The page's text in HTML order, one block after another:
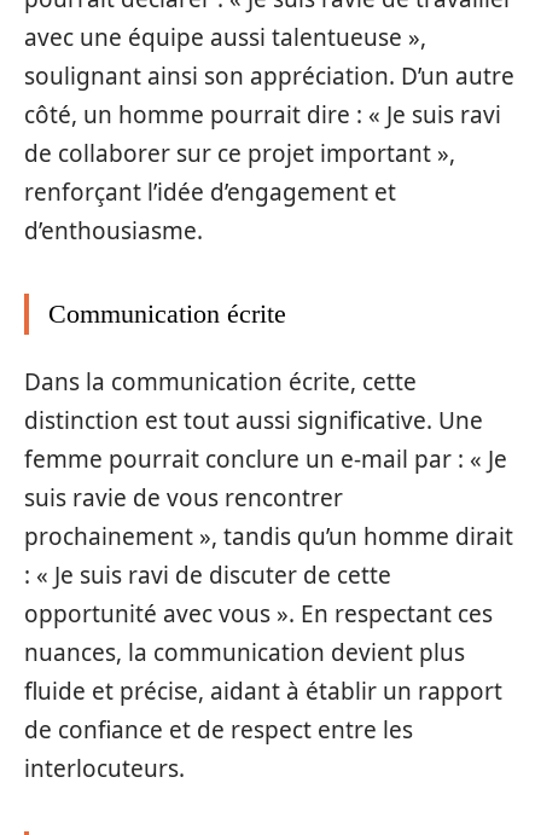
avec une équipe aussi talentueuse »,
soulignant ainsi son appréciation. D’un autre
côté, un homme pourrait dire : « Je suis ravi
de collaborer sur ce projet important »,
renforçant l’idée d’engagement et
d’enthousiasme.
Communication écrite
Dans la communication écrite, cette
distinction est tout aussi significative. Une
femme pourrait conclure un e-mail par : « Je
suis ravie de vous rencontrer
prochainement », tandis qu’un homme dirait
: « Je suis ravi de discuter de cette
opportunité avec vous ». En respectant ces
nuances, la communication devient plus
fluide et précise, aidant à établir un rapport
de confiance et de respect entre les
interlocuteurs.